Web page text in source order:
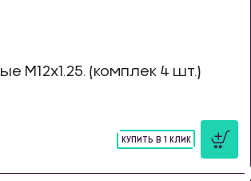
М12х1.25. (комплек 4 шт.)
КУПИТЬ В 1 КЛИК